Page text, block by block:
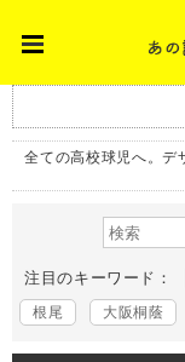
全ての高校球児へ。デ
注目のキーワード：
根尾
大阪桐蔭